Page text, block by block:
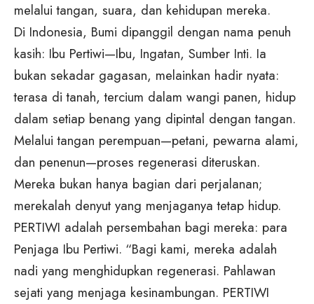
melalui tangan, suara, dan kehidupan mereka.
Di Indonesia, Bumi dipanggil dengan nama penuh
kasih: Ibu Pertiwi—Ibu, Ingatan, Sumber Inti. Ia
bukan sekadar gagasan, melainkan hadir nyata:
terasa di tanah, tercium dalam wangi panen, hidup
dalam setiap benang yang dipintal dengan tangan.
Melalui tangan perempuan—petani, pewarna alami,
dan penenun—proses regenerasi diteruskan.
Mereka bukan hanya bagian dari perjalanan;
merekalah denyut yang menjaganya tetap hidup.
PERTIWI adalah persembahan bagi mereka: para
Penjaga Ibu Pertiwi. “Bagi kami, mereka adalah
nadi yang menghidupkan regenerasi. Pahlawan
sejati yang menjaga kesinambungan. PERTIWI